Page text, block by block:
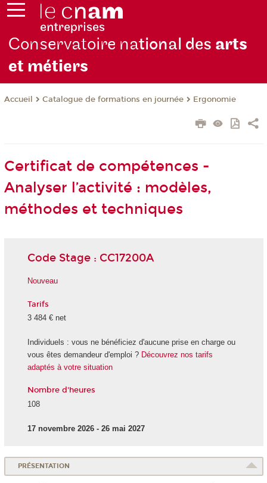
Conservatoire national des arts
et métiers
Accueil Catalogue de formations en journée Ergonomie
Certificat de compétences -
Analyser l’activité : modèles,
méthodes et techniques
Code Stage : CC17200A
Nouveau
Tarifs
3 484 € net
Individuels : vous ne bénéficiez d'aucune prise en charge ou
vous êtes demandeur d'emploi ? Découvrez nos tarifs
adaptés à votre situation
Nombre d'heures
108
17 novembre 2026 - 26 mai 2027
PRÉSENTATION